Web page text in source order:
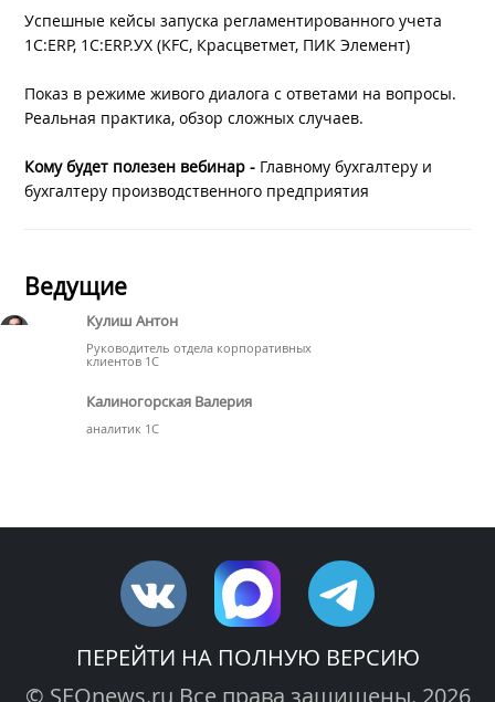
Успешные кейсы запуска регламентированного учета
1С:ERP, 1С:ERP.УХ (KFC, Красцветмет, ПИК Элемент)
Показ в режиме живого диалога с ответами на вопросы.
Реальная практика, обзор сложных случаев.
Кому будет полезен вебинар - Главному бухгалтеру и
бухгалтеру производственного предприятия
Ведущие
Кулиш Антон
Руководитель отдела корпоративных
клиентов 1С
Калиногорская Валерия
аналитик 1С
ПЕРЕЙТИ НА ПОЛНУЮ ВЕРСИЮ
© SEOnews.ru Все права защищены. 2026